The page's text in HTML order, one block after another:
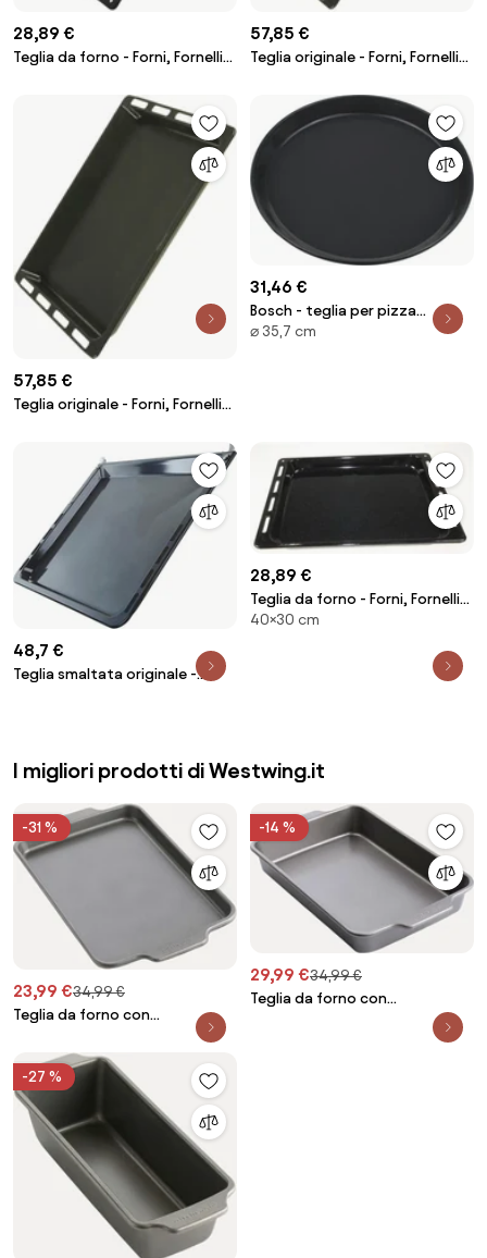
28,89 €
Teglia da forno - Forni, Fornelli
2957583662734943892
57,85 €
Teglia originale - Forni, Fornelli
2960423663946670156
57,85 €
Teglia originale - Forni, Fornelli
31,46 €
Bosch - teglia per pizza
smaltata, diametro 35,7 cm -
⌀ 35,7 cm
48,7 €
Teglia smaltata originale -
28,89 €
Teglia da forno - Forni, Fornelli
Elettrici e a Gas Candy
40×30 cm
I migliori prodotti di Westwing.it
-31 %
23,99 €34,99 €
Teglia da forno con
rivestimento antiaderente
Bakery
-14 %
29,99 €34,99 €
Teglia da forno con
rivestimento antiaderente
-27 %